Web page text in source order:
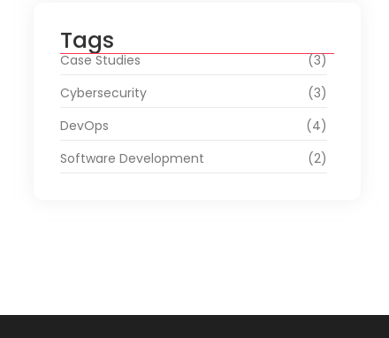
Tags
Case Studies
(3)
Cybersecurity
(3)
DevOps
(4)
Software Development
(2)